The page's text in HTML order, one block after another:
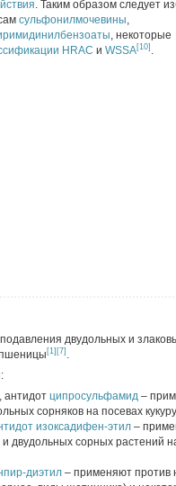
. Таким образом следует
сульфонилмочевины,
, некоторые
HRAC и WSSA[10] .
двудольных и
пшеницы [1] [7] .
антидот ципросульфамид –
сорняков на посевах
изоксадифен-этил –
двудольных сорных растений
диэтил – применяют против